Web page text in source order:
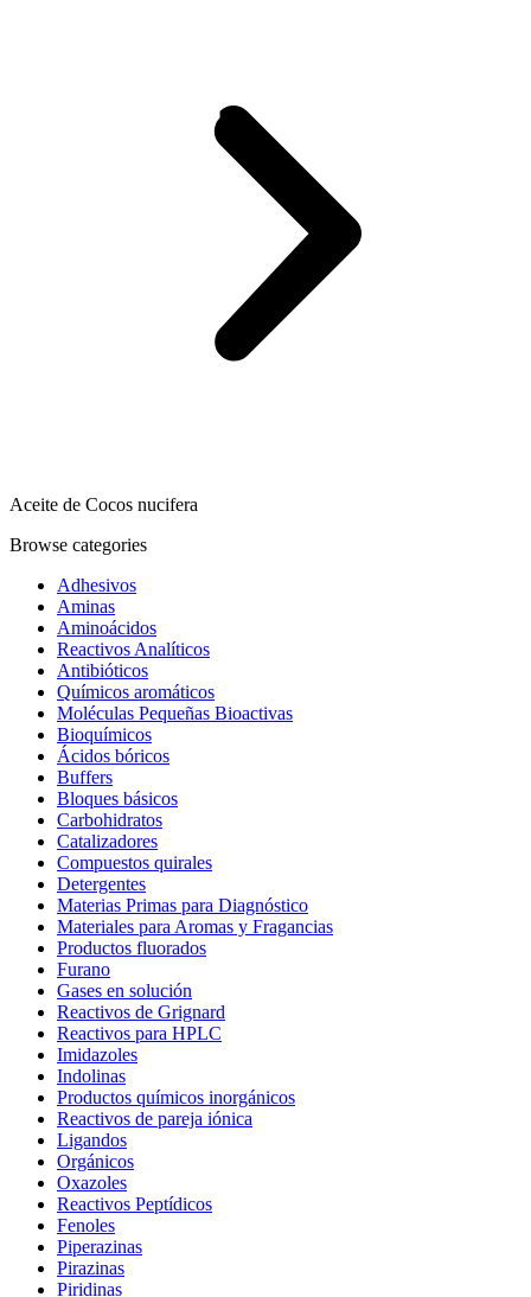
Aceite de Cocos nucifera
Browse categories
Adhesivos
Aminas
Aminoácidos
Reactivos Analíticos
Antibióticos
Químicos aromáticos
Moléculas Pequeñas Bioactivas
Bioquímicos
Ácidos bóricos
Buffers
Bloques básicos
Carbohidratos
Catalizadores
Compuestos quirales
Detergentes
Materias Primas para Diagnóstico
Materiales para Aromas y Fragancias
Productos fluorados
Furano
Gases en solución
Reactivos de Grignard
Reactivos para HPLC
Imidazoles
Indolinas
Productos químicos inorgánicos
Reactivos de pareja iónica
Ligandos
Orgánicos
Oxazoles
Reactivos Peptídicos
Fenoles
Piperazinas
Pirazinas
Piridinas